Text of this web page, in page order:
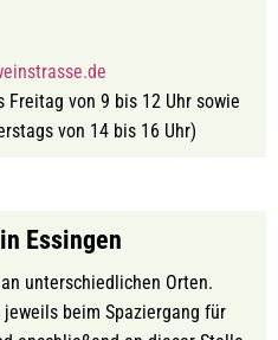
von 9 bis 12 Uhr sowie
von 14 bis 16 Uhr)
Essingen
unterschiedlichen Orten.
beim Spaziergang für